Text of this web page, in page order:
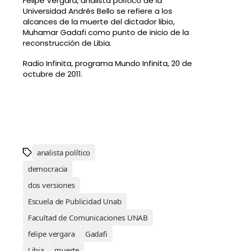
Universidad Andrés Bello se refiere a los
alcances de la muerte del dictador libio,
Muhamar Gadafi como punto de inicio de la
reconstrucción de Libia.
Radio Infinita, programa Mundo Infinita, 20 de
octubre de 2011.
analista político
democracia
dos versiones
Escuela de Publicidad Unab
Facultad de Comunicaciones UNAB
felipe vergara
Gadafi